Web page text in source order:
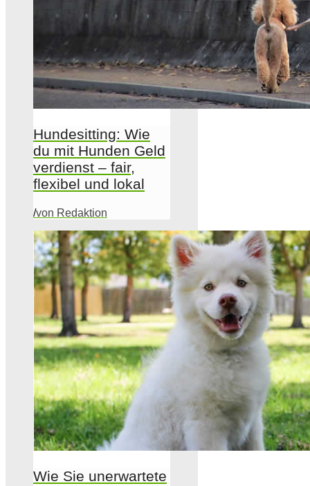
Hundesitting: Wie
du mit Hunden Geld
verdienst – fair,
flexibel und lokal
/von Redaktion
Wie Sie unerwartete